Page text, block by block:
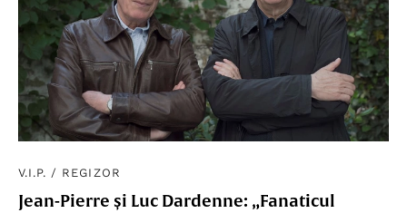
V.I.P. / REGIZOR
Jean-Pierre și Luc Dardenne: „Fanaticul